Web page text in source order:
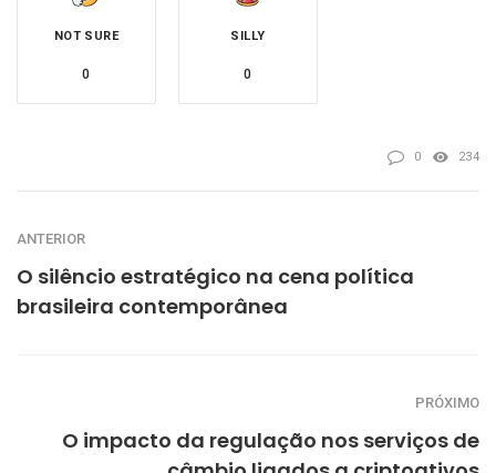
NOT SURE
0
SILLY
0
0 234
ANTERIOR
O silêncio estratégico na cena política
brasileira contemporânea
PRÓXIMO
O impacto da regulação nos serviços de